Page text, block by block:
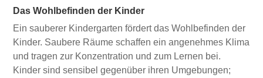
Das Wohlbefinden der Kinder
Ein sauberer Kindergarten fördert das Wohlbefinden der
Kinder. Saubere Räume schaffen ein angenehmes Klima
und tragen zur Konzentration und zum Lernen bei.
Kinder sind sensibel gegenüber ihren Umgebungen;